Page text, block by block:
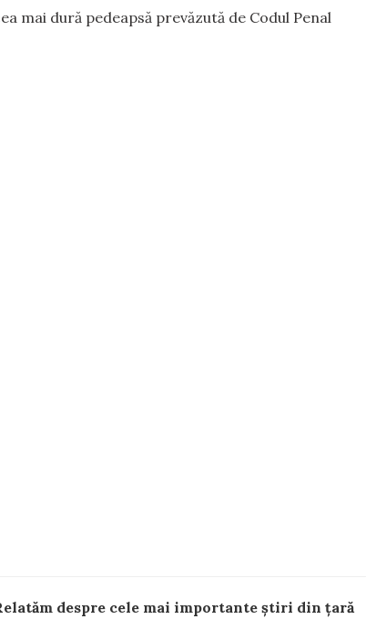
mai dură pedeapsă prevăzută de Codul Penal
despre cele mai importante știri din țară